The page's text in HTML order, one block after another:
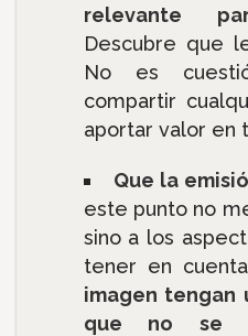
relevante
Descubre que
No es
compartir
aportar valor en
Que la
este punto no
sino a los
tener en
imagen tengan
que no se